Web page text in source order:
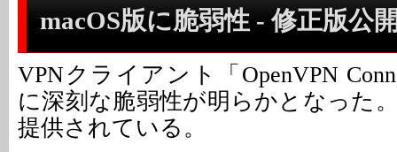
macOS版に脆弱性 - 修正版公
VPNクライアント「OpenVPN
に深刻な脆弱性が明らかとなった
提供されている。